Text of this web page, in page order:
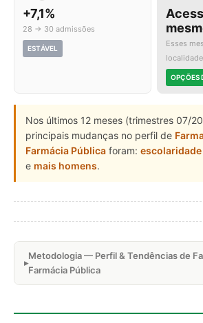
+7,1%
28 → 30 admissões
ESTÁVEL
Esses
localidade
OPÇÕES
Nos últimos 12 meses (trimestres 07/
principais mudanças no perfil de
Farmácia Pública foram:
e mais homens.
Metodologia — Perfil & Tendências de
Farmácia Pública